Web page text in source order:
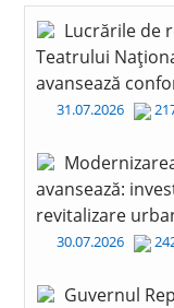
Lucrările de
Teatrului
avansează
31.07.2026
avansează:
revitalizare
30.07.2026
Guvernul